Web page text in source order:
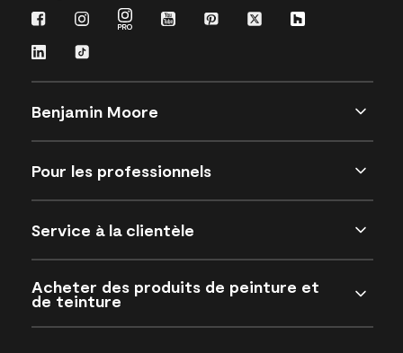
Benjamin Moore
Pour les professionnels
Service à la clientèle
Acheter des produits de peinture et
de teinture